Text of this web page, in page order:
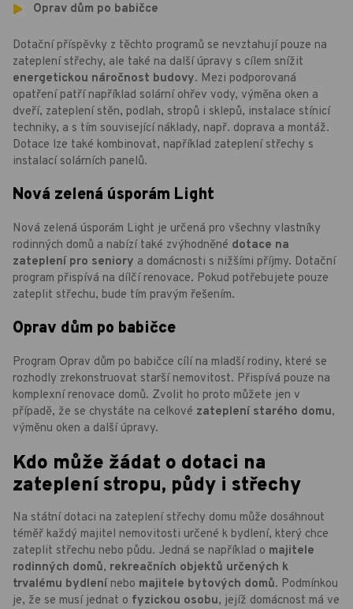
Oprav dům po babičce
Dotační příspěvky z těchto programů se nevztahují pouze na
zateplení střechy, ale také na další úpravy s cílem snížit
energetickou náročnost budovy. Mezi podporovaná
opatření patří například solární ohřev vody, výměna oken a
dveří, zateplení stěn, podlah, stropů i sklepů, instalace stínicí
techniky, a s tím související náklady, např. doprava a montáž.
Dotace lze také kombinovat, například zateplení střechy s
instalací solárních panelů.
Nová zelená úsporám Light
Nová zelená úsporám Light je určená pro všechny vlastníky
rodinných domů a nabízí také zvýhodněné dotace na
zateplení pro seniory a domácnosti s nižšími příjmy. Dotační
program přispívá na dílčí renovace. Pokud potřebujete pouze
zateplit střechu, bude tím pravým řešením.
Oprav dům po babičce
Program Oprav dům po babičce cílí na mladší rodiny, které se
rozhodly zrekonstruovat starší nemovitost. Přispívá pouze na
komplexní renovace domů. Zvolit ho proto můžete jen v
případě, že se chystáte na celkové zateplení starého domu,
výměnu oken a další úpravy.
Kdo může žádat o dotaci na
zateplení stropu, půdy i střechy
Na státní dotaci na zateplení střechy domu může dosáhnout
téměř každý majitel nemovitosti určené k bydlení, který chce
zateplit střechu nebo půdu. Jedná se například o majitele
rodinných domů, rekreačních objektů určených k
trvalému bydlenínebo majitele bytových domů. Podmínkou
je, že se musí jednat o fyzickou osobu, jejíž domácnost má ve